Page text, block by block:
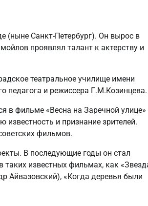
(ныне Санкт-Петербург). Он вырос в
проявлял талант к актерству и
театральное училище имени
педагога и режиссера Г.М.Козинцева.
в фильме «Весна на Заречной улице»
и признание зрителей.
фильмов.
В последующие годы он стал
таких известных фильмах, как
Айвазовский), «Когда деревья были